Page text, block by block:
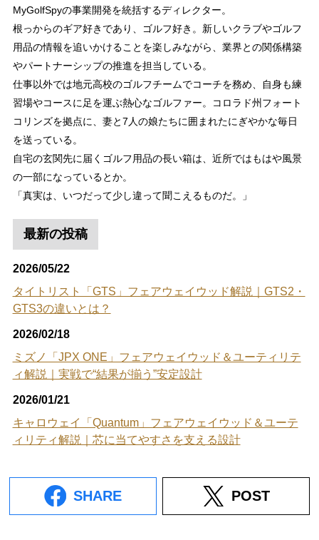
MyGolfSpyの事業開発を統括するディレクター。
根っからのギア好きであり、ゴルフ好き。新しいクラブやゴルフ
用品の情報を追いかけることを楽しみながら、業界との関係構築
やパートナーシップの推進を担当している。
仕事以外では地元高校のゴルフチームでコーチを務め、自身も練
習場やコースに足を運ぶ熱心なゴルファー。コロラド州フォート
コリンズを拠点に、妻と7人の娘たちに囲まれたにぎやかな毎日
を送っている。
自宅の玄関先に届くゴルフ用品の長い箱は、近所ではもはや風景
の一部になっているとか。
「真実は、いつだって少し違って聞こえるものだ。」
最新の投稿
2026/05/22
タイトリスト「GTS」フェアウェイウッド解説｜GTS2・
GTS3の違いとは？
2026/02/18
ミズノ「JPX ONE」フェアウェイウッド＆ユーティリテ
ィ解説｜実戦で“結果が揃う”安定設計
2026/01/21
キャロウェイ「Quantum」フェアウェイウッド＆ユーテ
ィリティ解説｜芯に当てやすさを支える設計
SHARE POST